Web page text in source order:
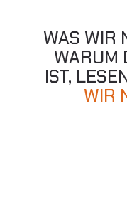
WAS WIR
WARUM
IST,
WIR